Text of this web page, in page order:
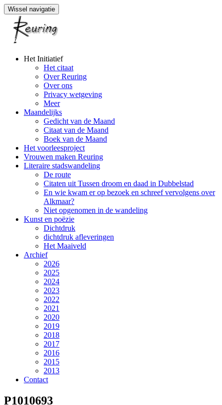
Wissel navigatie
Naar
Het Initiatief
Het citaat
Over Reuring
Over ons
Privacy wetgeving
Meer
Maandelijks
Gedicht van de Maand
Citaat van de Maand
Boek van de Maand
Het voorleesproject
Vrouwen maken Reuring
Literaire stadswandeling
De route
Citaten uit Tussen droom en daad in Dubbelstad
En wie kwam er op bezoek en schreef vervolgens over
Alkmaar?
Niet opgenomen in de wandeling
Kunst en poëzie
Dichtdruk
dichtdruk afleveringen
Het Maaiveld
Archief
2026
2025
2024
2023
2022
2021
2020
2019
2018
2017
2016
2015
2013
Contact
P1010693